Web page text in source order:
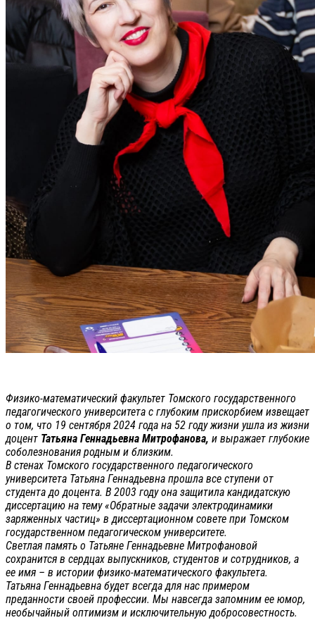
Физико-математический факультет Томского государственного
педагогического университета с глубоким прискорбием извещает
о том, что 19 сентября 2024 года на 52 году жизни ушла из жизни
доцент Татьяна Геннадьевна Митрофанова, и выражает глубокие
соболезнования родным и близким.
В стенах Томского государственного педагогического
университета Татьяна Геннадьевна прошла все ступени от
студента до доцента. В 2003 году она защитила кандидатскую
диссертацию на тему «Обратные задачи электродинамики
заряженных частиц» в диссертационном совете при Томском
государственном педагогическом университете.
Светлая память о Татьяне Геннадьевне Митрофановой
сохранится в сердцах выпускников, студентов и сотрудников, а
ее имя – в истории физико-математического факультета.
Татьяна Геннадьевна будет всегда для нас примером
преданности своей профессии. Мы навсегда запомним ее юмор,
необычайный оптимизм и исключительную добросовестность.